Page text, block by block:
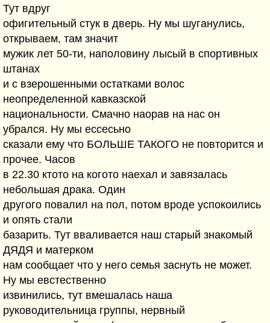
Тут вдруг
офигительный стук в дверь. Ну мы шуганулись,
открываем, там значит
мужик лет 50-ти, наполовину лысый в спортивных
штанах
и с взерошенными остатками волос
неопределенной кавказской
национальности. Смачно наорав на нас он
убрался. Ну мы ессесьно
сказали ему что БОЛЬШЕ ТАКОГО не повторится и
прочее. Часов
в 22.30 ктото на когото наехал и завязалась
небольшая драка. Один
другого повалил на пол, потом вроде успокоились
и опять стали
базарить. Тут вваливается наш старый знакомый
ДЯДЯ и матерком
нам сообщает что у него семья заснуть не может.
Ну мы евстественно
извинились, тут вмешалась наша
руководительница группы, нервный